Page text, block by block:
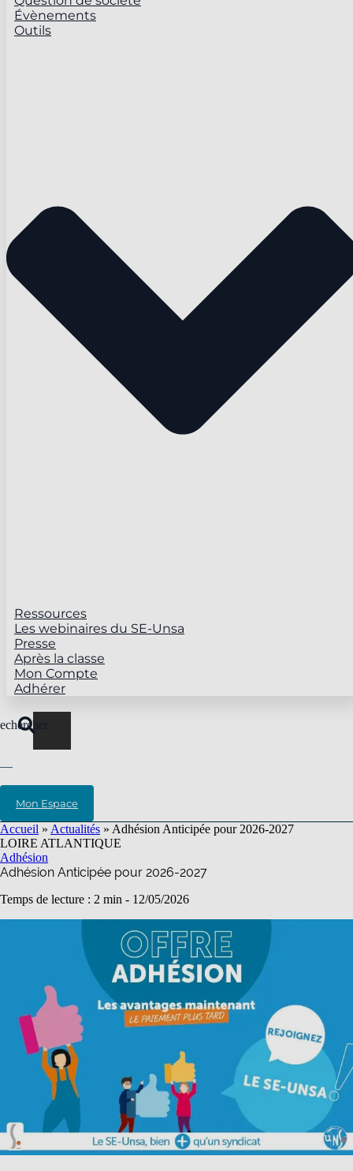
Évènements
Outils
Ressources
Les webinaires du SE-Unsa
Presse
Après la classe
Mon Compte
Adhérer
Mon Espace
Accueil » Actualités » Adhésion Anticipée pour 2026-2027
LOIRE ATLANTIQUE
Adhésion
Adhésion Anticipée pour 2026-2027
Temps de lecture : 2 min - 12/05/2026